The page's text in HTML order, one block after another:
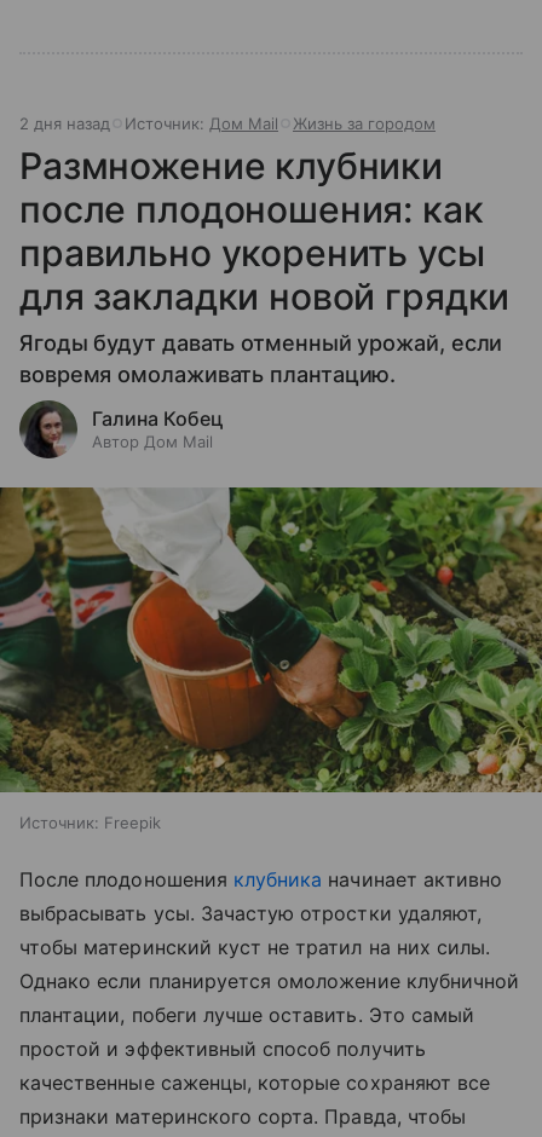
2 дня назад Источник: Дом Mail Жизнь за городом
Размножение клубники
после плодоношения: как
правильно укоренить усы
для закладки новой грядки
Ягоды будут давать отменный урожай, если
вовремя омолаживать плантацию.
Галина Кобец
Автор Дом Mail
Источник: Freepik
После плодоношения клубника начинает активно
выбрасывать усы. Зачастую отростки удаляют,
чтобы материнский куст не тратил на них силы.
Однако если планируется омоложение клубничной
плантации, побеги лучше оставить. Это самый
простой и эффективный способ получить
качественные саженцы, которые сохраняют все
признаки материнского сорта. Правда, чтобы